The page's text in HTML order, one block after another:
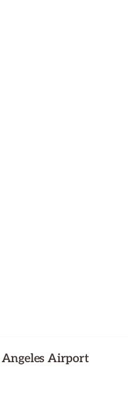
Angeles Airport